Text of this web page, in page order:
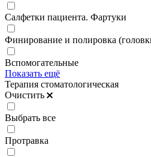
Салфетки пациента. Фартуки
Финирование и полировка
Вспомогательные
Показать ещё
Терапия стоматологическая
Очистить
Выбрать все
Протравка